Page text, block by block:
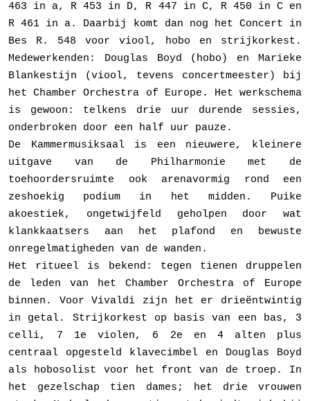
463 in a, R 453 in D, R 447 in C, R 450 in C en
R 461 in a. Daarbij komt dan nog het Concert in
Bes R. 548 voor viool, hobo en strijkorkest.
Medewerkenden: Douglas Boyd (hobo) en Marieke
Blankestijn (viool, tevens concertmeester) bij
het Chamber Orchestra of Europe. Het werkschema
is gewoon: telkens drie uur durende sessies,
onderbroken door een half uur pauze.
De Kammermusiksaal is een nieuwere, kleinere
uitgave van de Philharmo­nie met de
toehoordersruimte ook arenavormig rond een
zeshoekig podium in het midden. Puike
akoestiek, ongetwijfeld geholpen door wat
klank­kaat­sers aan het plafond en bewuste
onregelmatigheden van de wanden.
Het ritueel is bekend: tegen tienen druppelen
de leden van het Chamber Orchestra of Europe
binnen. Voor Vivaldi zijn het er drieëntwintig
in getal. Strijkorkest op basis van een bas, 3
celli, 7 1e violen, 6 2e en 4 alten plus
centraal opgesteld klavecimbel en Douglas Boyd
als hobos­olist voor het front van de troep. In
het gezelschap tien dames; het drie vrouwen